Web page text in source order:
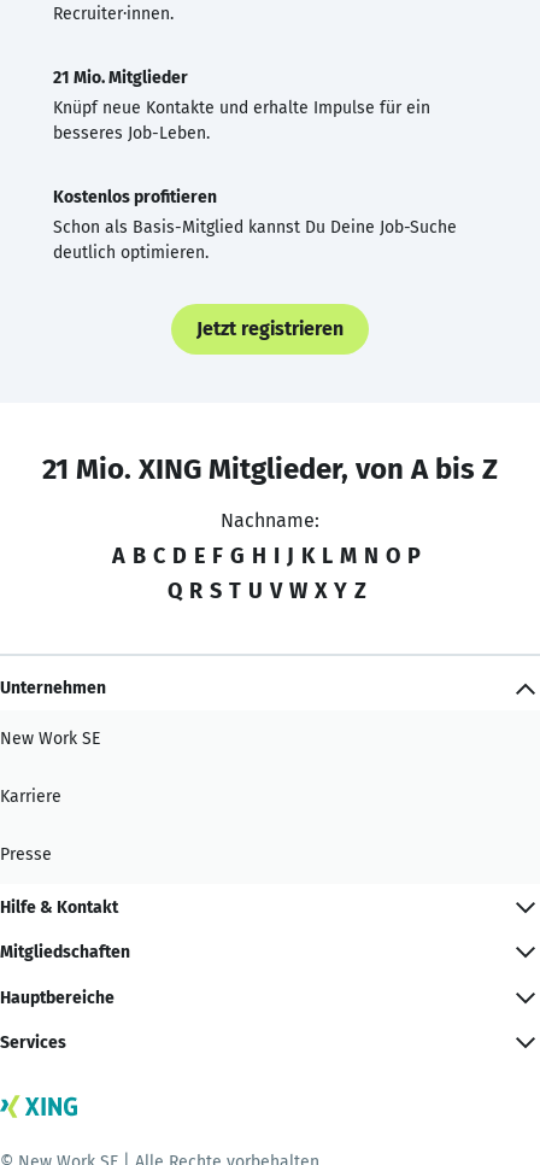
Recruiter·innen.
21 Mio. Mitglieder
Knüpf neue Kontakte und erhalte Impulse für ein
besseres Job-Leben.
Kostenlos profitieren
Schon als Basis-Mitglied kannst Du Deine Job-Suche
deutlich optimieren.
Jetzt registrieren
21 Mio. XING Mitglieder, von A bis Z
Nachname:
A B C D E F G H I J K L M N O P
Q R S T U V W X Y Z
Unternehmen
New Work SE
Karriere
Presse
Hilfe & Kontakt
Mitgliedschaften
Hauptbereiche
Services